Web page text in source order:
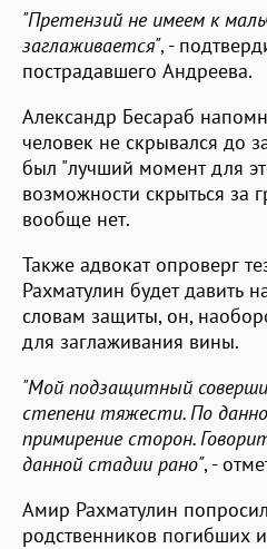
"Претензий не имеем к
заглаживается", -
пострадавшего Андреева.
Александр Бесараб
человек не скрывался до
был "лучший момент для
возможности скрыться за
вообще нет.
Также адвокат опроверг
Рахматулин будет давить
словам защиты, он,
для заглаживания вины.
"Мой подзащитный
степени тяжести. По
примирение сторон.
данной стадии рано", -
Амир Рахматулин
родственников погибших